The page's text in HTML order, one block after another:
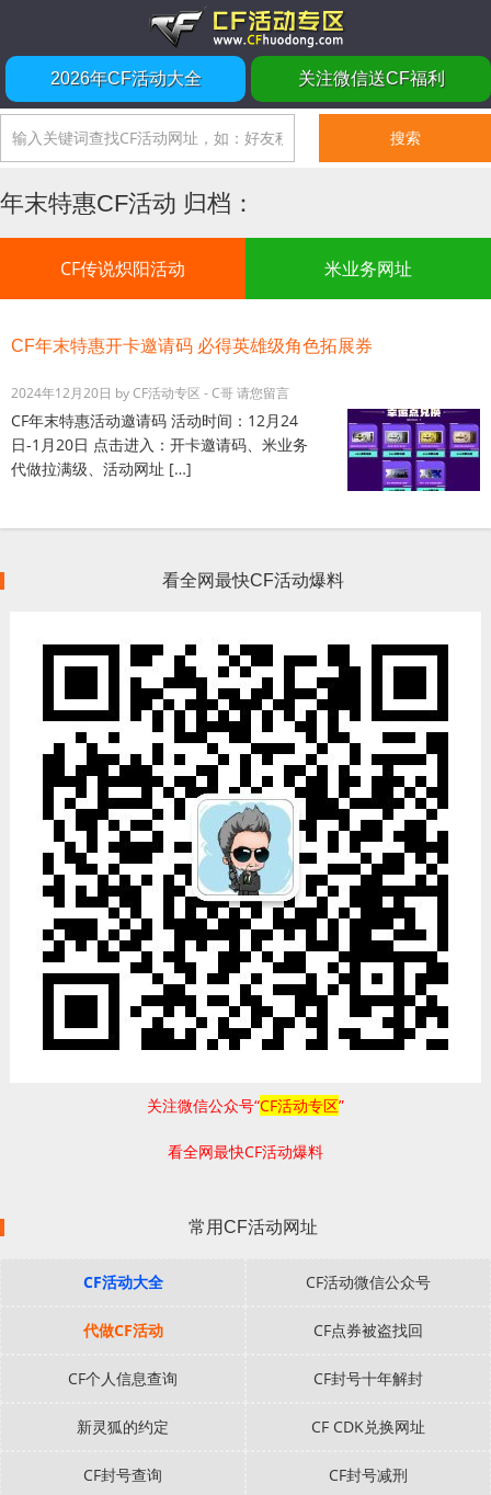
2026年CF活动大全 关注微信送CF福利
年末特惠CF活动 归档：
CF传说炽阳活动 米业务网址
CF年末特惠开卡邀请码 必得英雄级角色拓展券
2024年12月20日 byCF活动专区 - C哥请您留言
CF年末特惠活动邀请码 活动时间：12月24
日-1月20日 点击进入：开卡邀请码、米业务
代做拉满级、活动网址 […]
看全网最快CF活动爆料
关注微信公众号“CF活动专区”
看全网最快CF活动爆料
常用CF活动网址
CF活动大全 CF活动微信公众号
代做CF活动 CF点券被盗找回
CF个人信息查询 CF封号十年解封
新灵狐的约定 CF CDK兑换网址
CF封号查询 CF封号减刑